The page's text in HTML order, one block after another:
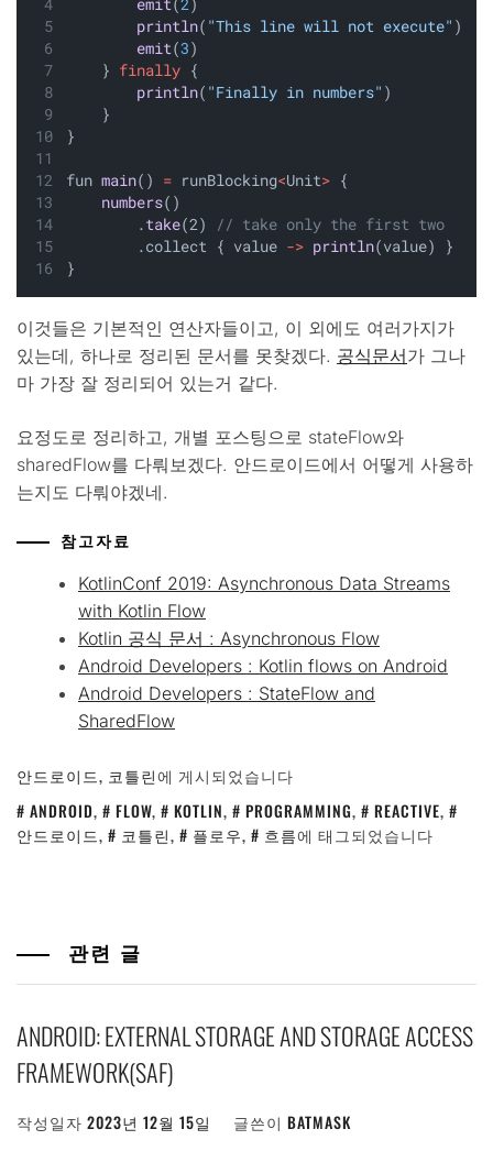
emit(2)
println( "This line will not execute" )
emit(3)
    }
finally {
println( "Finally in numbers" )
    }
}
fun main() = runBlocking<Unit> {
numbers()
        .
take(2)
// take only the first two
        .collect { value
-> println(value) }
}
이것들은 기본적인 연산자들이고, 이 외에도 여러가지가
있는데, 하나로 정리된 문서를 못찾겠다. 공식문서가 그나
마 가장 잘 정리되어 있는거 같다.
요정도로 정리하고, 개별 포스팅으로 stateFlow와
sharedFlow를 다뤄보겠다. 안드로이드에서 어떻게 사용하
는지도 다뤄야겠네.
참고자료
KotlinConf 2019: Asynchronous Data Streams
with Kotlin Flow
Kotlin 공식 문서 : Asynchronous Flow
Android Developers : Kotlin flows on Android
Android Developers : StateFlow and
SharedFlow
안드로이드, 코틀린에 게시되었습니다
ANDROID, FLOW, KOTLIN, PROGRAMMING, REACTIVE,
안드로이드, 코틀린, 플로우, 흐름에 태그되었습니다
관련 글
ANDROID: EXTERNAL STORAGE AND STORAGE ACCESS
FRAMEWORK(SAF)
작성일자 2023년 12월 15일 글쓴이 BATMASK